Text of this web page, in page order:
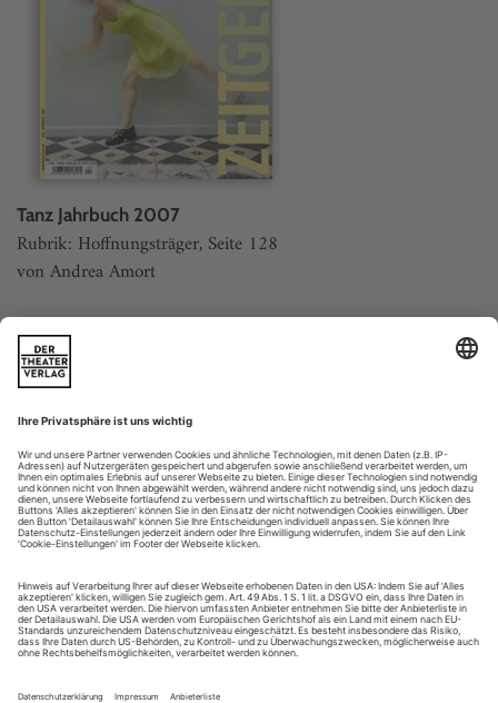
Tanz Jahrbuch 2007
Rubrik: Hoffnungsträger, Seite 128
von Andrea Amort
Vergriffen
Weitere Beiträge
Rami Be’er
Die tödlichen Krater neben dem Haus des Choreografen sind
längst wieder zugeschüttet, und nichts erinnert daran, dass
hier vor kaum einem Jahr libanesische Raketen einschlugen.
Wenn Rami Be’er durch die grüne, nach Blumen und
leichtem Moder duftende Stille des Kibbutz Ga’aton zu dem
abgenutzten Trainingssaal geht, geht er wie durch ein
Ferienidyll, ein...